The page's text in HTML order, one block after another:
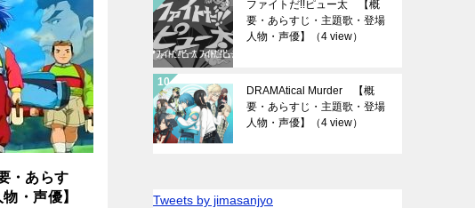
・あらす
・声優】
ファイトだ!!ピュー太 【概
要・あらすじ・主題歌・登場
人物・声優】
（4 view）
DRAMAtical Murder 【概
要・あらすじ・主題歌・登場
人物・声優】
（4 view）
Tweets by jimasanjyo